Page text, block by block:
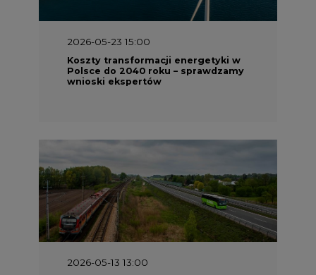
2026-05-23 15:00
Koszty transformacji energetyki w
Polsce do 2040 roku – sprawdzamy
wnioski ekspertów
2026-05-13 13:00